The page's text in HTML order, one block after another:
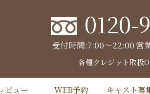
0120-
受付時間:7:00～22:00営
各種クレジット取扱
ビュー WEB予約 キャスト募